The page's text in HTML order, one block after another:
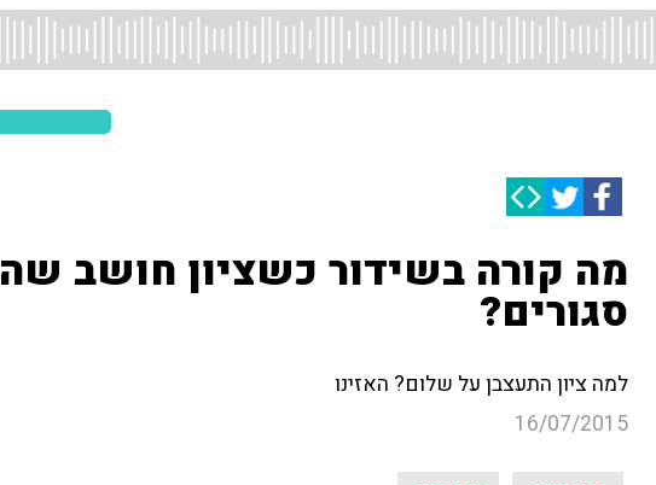
מה קורה בשידור כשציון חושב
סגורים?
למה ציון התעצבן על שלום? האזינו
16/07/2015